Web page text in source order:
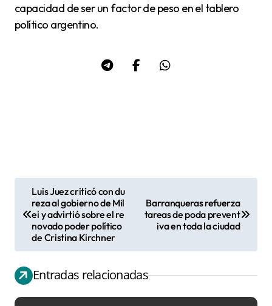
capacidad de ser un factor de peso en el tablero
político argentino.
e
g
a
Luis Juez criticó con du
reza al gobierno de Mil
ei y advirtió sobre el re
novado poder político
de Cristina Kirchner
Barranqueras refuerza
tareas de poda prevent
iva en toda la ciudad
Entradas relacionadas